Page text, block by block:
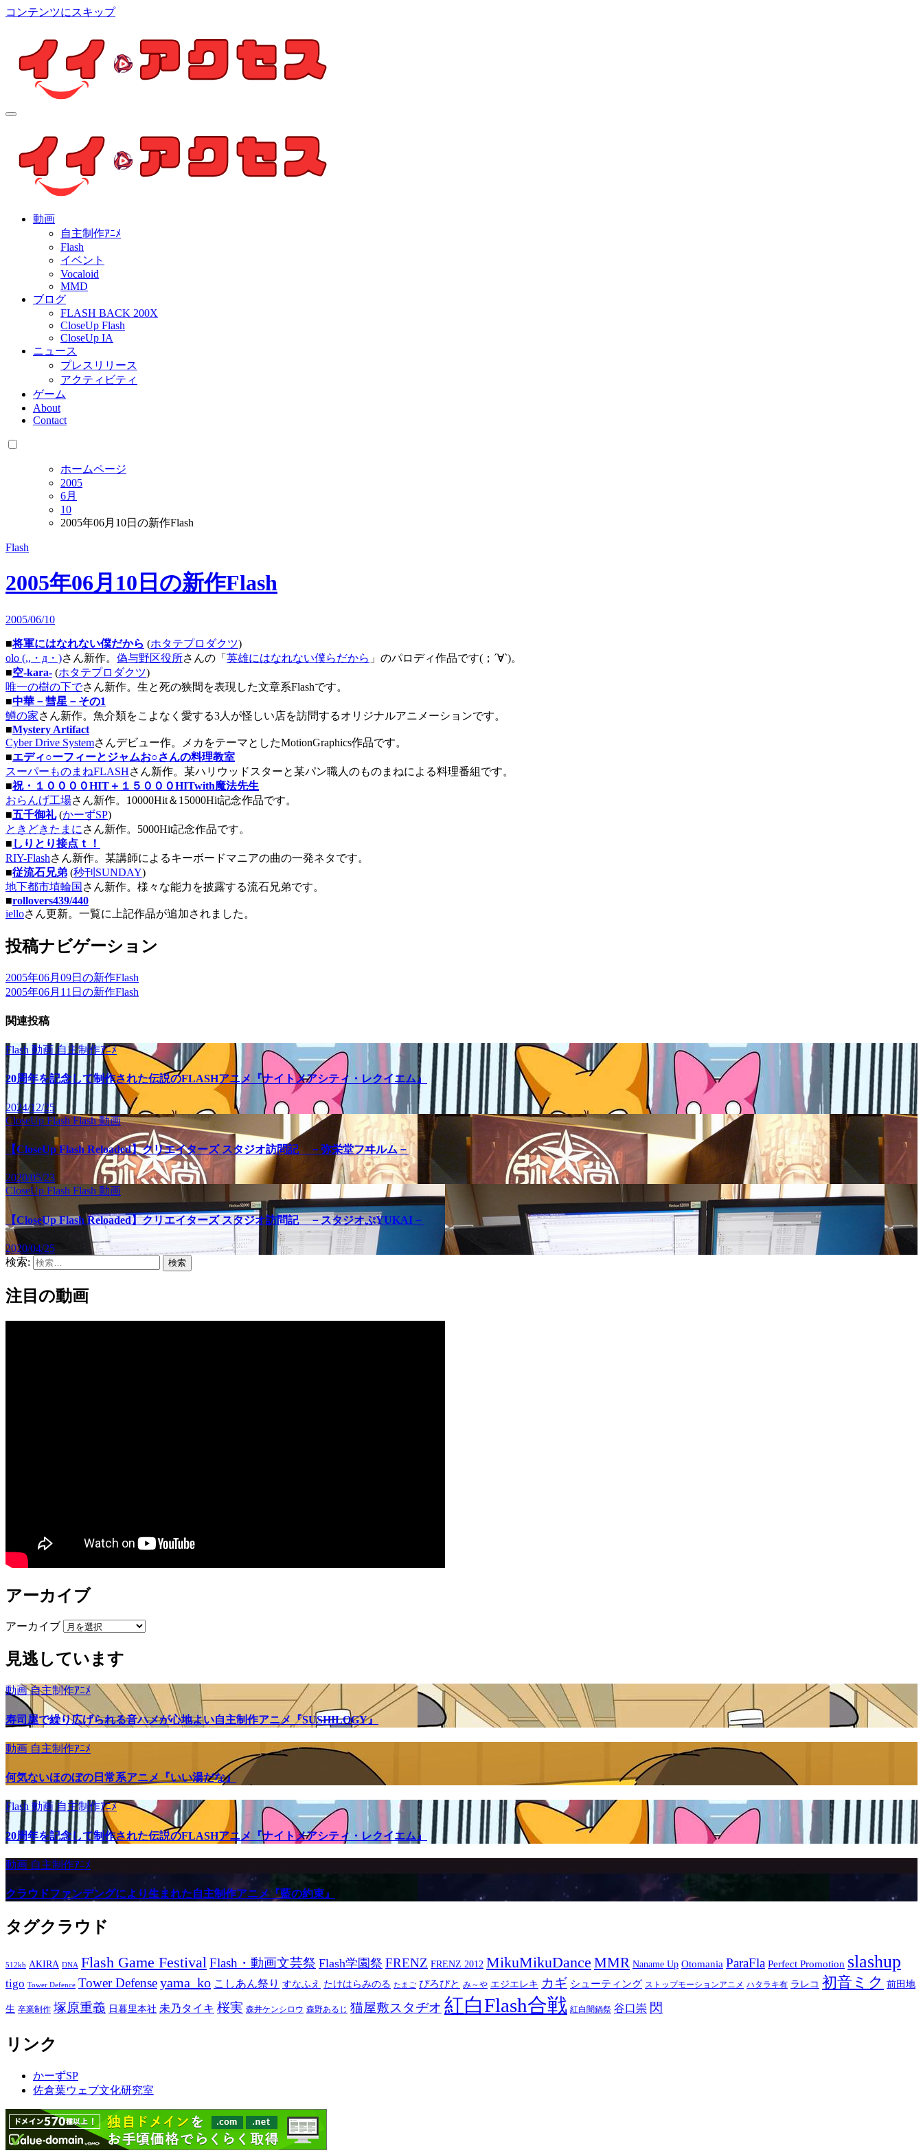
コンテンツにスキップ
個人制作アニメを中心とした動画紹介ブログ
動画
自主制作ｱﾆﾒ
Flash
イベント
Vocaloid
MMD
ブログ
FLASH BACK 200X
CloseUp Flash
CloseUp IA
ニュース
プレスリリース
アクティビティ
ゲーム
About
Contact
ホームページ
2005
6月
10
2005年06月10日の新作Flash
Flash
2005年06月10日の新作Flash
2005/06/10
■将軍にはなれない僕だから (ホタテプロダクツ)
olo (,,・д・)さん新作。 偽与野区役所さんの「 英雄にはなれない僕らだから 」のパロディ作品です(；´∀`)。
■空-kara- (ホタテプロダクツ)
唯一の樹の下でさん新作。生と死の狭間を表現した文章系Flashです。
■中華－彗星－その1
鱒の家さん新作。魚介類をこよなく愛する3人が怪しい店を訪問するオリジナルアニメーションです。
■Mystery Artifact
Cyber Drive Systemさんデビュー作。メカをテーマとしたMotionGraphics作品です。
■エディ○ーフィーとジャムお○さんの料理教室
スーパーものまねFLASHさん新作。某ハリウッドスターと某パン職人のものまねによる料理番組です。
■祝・１００００HIT＋１５０００HITwith魔法先生
おらんげ工場さん新作。10000Hit＆15000Hit記念作品です。
■五千御礼(かーずSP)
ときどきたまに さん新作。5000Hit記念作品です。
■ しりとり接点ｔ！
RIY-Flashさん新作。某講師によるキーボードマニアの曲の一発ネタです。
■従流石兄弟 (秒刊SUNDAY)
地下都市埴輪国 さん新作。様々な能力を披露する流石兄弟です。
■rollovers439/440
ielloさん更新。一覧に上記作品が追加されました。
投稿ナビゲーション
2005年06月09日の新作Flash
2005年06月11日の新作Flash
関連投稿
Flash 動画自主制作ｱﾆﾒ
20周年を記念して制作された伝説のFLASHアニメ『ナイトメアシティ・レクイエム』
2024/12/25
CloseUp FlashFlash動画
【CloseUp Flash Reloaded】クリエイターズ スタジオ訪問記 －弥栄堂フヰルム－
2020/05/23
CloseUp Flash Flash 動画
【CloseUp Flash Reloaded】クリエイターズ スタジオ訪問記 －スタジオぷYUKAI－
2020/04/25
検索:
注目の動画
アーカイブ
アーカイブ
見逃しています
動画自主制作ｱﾆﾒ
寿司屋で繰り広げられる音ハメが心地よい自主制作アニメ『SUSHILOGY』
動画 自主制作ｱﾆﾒ
何気ないほのぼの日常系アニメ『いい湯だな』
Flash 動画自主制作ｱﾆﾒ
20周年を記念して制作された伝説のFLASHアニメ『ナイトメアシティ・レクイエム』
動画 自主制作ｱﾆﾒ
クラウドファンデングにより生まれた自主制作アニメ『藍の約束』
タグクラウド
512kb AKIRA DNA Flash Game FestivalFlash・動画文芸祭 Flash学園祭 FRENZ FRENZ 2012 MikuMikuDance MMR Naname Up Otomania ParaFla Perfect Promotion slashup
tigo Tower Defence Tower Defenseyama_ko こしあん祭り すなふえ たけはらみのる たまご ぴろぴと み～や エジエレキ カギ シューティング ストップモーションアニメ ハタラキ有 ラレコ 初音ミク 前田地
生 卒業制作 塚原重義 日暮里本社 未乃タイキ 桜実 森井ケンシロウ 森野あるじ 猫屋敷スタヂオ 紅白Flash合戦 紅白闇鍋祭 谷口崇 閃
リンク
かーずSP
佐倉葉ウェブ文化研究室